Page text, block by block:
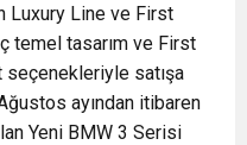
Luxury Line ve First
temel tasarım ve First
seçenekleriyle satışa
ayından itibaren
Yeni BMW 3 Serisi